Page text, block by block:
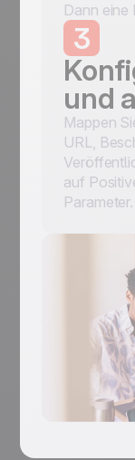
Dann eine
3
und
Mappen
URL,
auf